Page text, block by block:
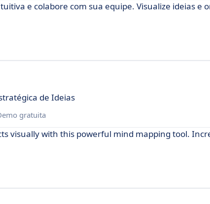
e colabore com sua equipe. Visualize ideias e
de Ideias
gratuita
visually with this powerful mind mapping tool.